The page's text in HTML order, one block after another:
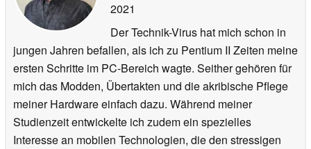
2021
Der Technik-Virus hat mich schon in
jungen Jahren befallen, als ich zu Pentium II Zeiten meine
ersten Schritte im PC-Bereich wagte. Seither gehören für
mich das Modden, Übertakten und die akribische Pflege
meiner Hardware einfach dazu. Während meiner
Studienzeit entwickelte ich zudem ein spezielles
Interesse an mobilen Technologien, die den stressigen